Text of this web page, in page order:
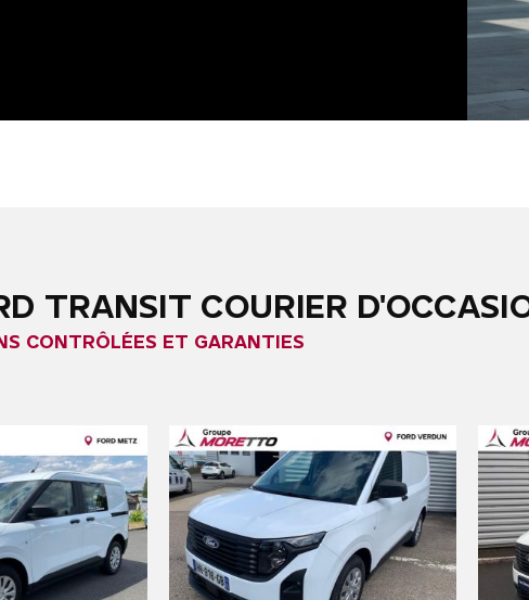
TRANSIT COURIER
CONTRÔLÉES ET GARANTIES